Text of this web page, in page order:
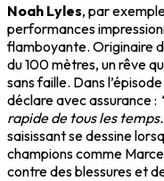
Noah Lyles, par
performances
flamboyante. Originaire
du 100 mètres, un rêve
sans faille. Dans
déclare avec assurance :
rapide de tous les
saisissant se dessine
champions comme
contre des blessures et